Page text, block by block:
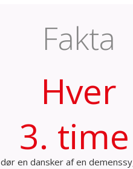
Fakta
Hver
3. time
dør en dansker af en